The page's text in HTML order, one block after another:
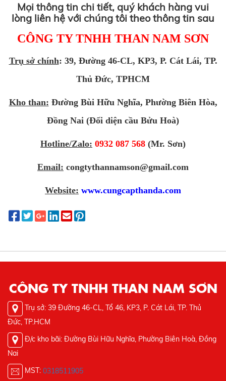
Mọi thông tin chi tiết, quý khách hàng vui
lòng liên hệ với chúng tôi theo thông tin sau
CÔNG TY TNHH THAN NAM SƠN
Trụ sở chính: 39, Đường 46-CL, KP3, P. Cát Lái, TP.
Thủ Đức, TPHCM
Kho than: Đường Bùi Hữu Nghĩa, Phường Biên Hòa,
Đồng Nai (Đối diện cầu Bửu Hoà)
Hotline/Zalo: 0932 087 568 (Mr. Sơn)
Email: congtythannamson@gmail.com
Website: www.cungcapthanda.com
CÔNG TY TNHH THAN NAM SƠN
Trụ sở: 39 Đường 46-CL, Tổ 46, KP3, P. Cát Lái, TP. Thủ
Đức, TP.HCM
Đ/c kho bãi: Đường Bùi Hữu Nghĩa, Phường Biên Hoà, Đồng
Nai
MST: 0318511905